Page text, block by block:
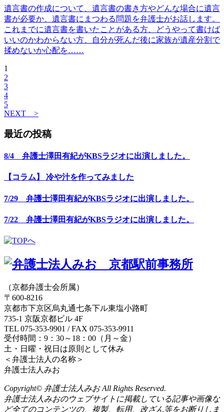
遺言書の作成について、遺言書の書き方やどんな場合に遺言
書が必要か、遺言書にまつわる問題を弁護士がお話します。
これまでに遺言書を書いたことがある方、どうやって書けば
いいのかわからない方、自分が死んだ後に家族が遺産分割で
揉めないか心配を……
1
2
3
4
5
NEXT >
最近の投稿
8/4 弁護士澤田有紀がKBSラジオに出演しました。
【コラム】 冷や汁を作ってみました
7/29 弁護士澤田有紀がKBSラジオに出演しました。
7/22 弁護士澤田有紀がKBSラジオに出演しました。
（京都弁護士会所属）
〒600-8216
京都市下京区烏丸通七条下ル東塩小路町
735-1 京阪京都ビル 4F
TEL 075-353-9901 / FAX 075-353-9911
受付時間：9：30～18：00（月～金）
土・日曜・祝日は原則として休み
＜弁護士法人の名称＞
弁護士法人みお
Copyright© 弁護士法人みお All Rights Reserved.
弁護士法人みおのウェブサイトに掲載している記事や画像な
ど全てのコンテンツの、複製、転用、改ざん等をお断りしま